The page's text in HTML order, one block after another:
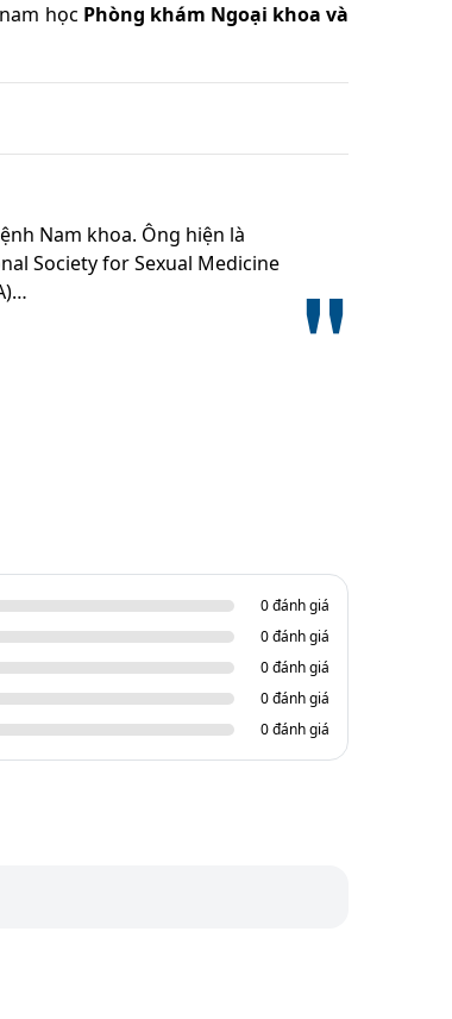
học Phòng khám Ngoại khoa và
Nam khoa. Ông hiện là
Society for Sexual Medicine
0 đánh giá
0 đánh giá
0 đánh giá
0 đánh giá
0 đánh giá